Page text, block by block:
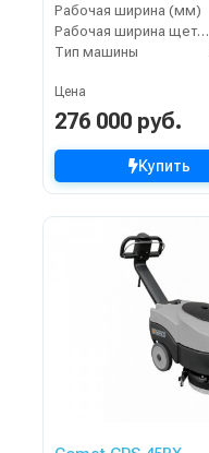
Рабочая ширина (мм)
Рабочая ширина щеток (мм)
Тип машины
Цена
276 000 руб.
Купить